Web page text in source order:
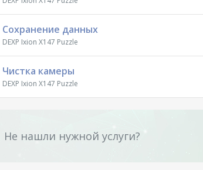
Сохранение данных
DEXP Ixion X147 Puzzle
Чистка камеры
DEXP Ixion X147 Puzzle
Не нашли нужной услуги?